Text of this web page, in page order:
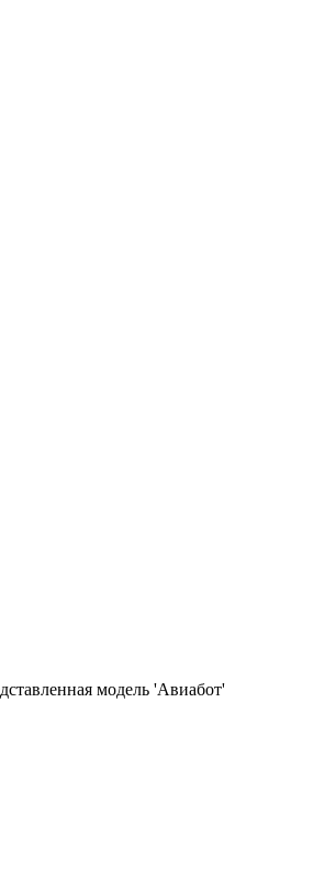
модель 'Авиабот'